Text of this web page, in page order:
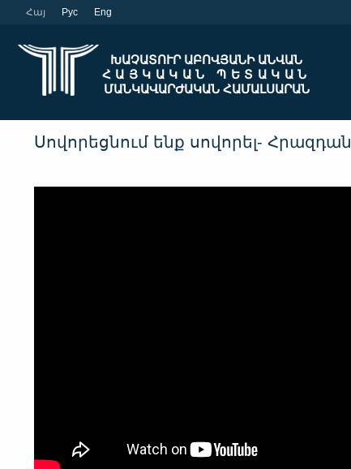
Հայ Рус Eng
ԽԱՉԱՏՈՒՐ ԱԲՈՎՅԱՆԻ ԱՆՎԱՆ
ՀԱՅԿԱԿԱՆ ՊԵՏԱԿԱՆ
ՄԱՆԿԱՎԱՐԺԱԿԱՆ ՀԱՄԱԼՍԱՐԱՆ
Սովորեցնում ենք սովորել- Հրազդան